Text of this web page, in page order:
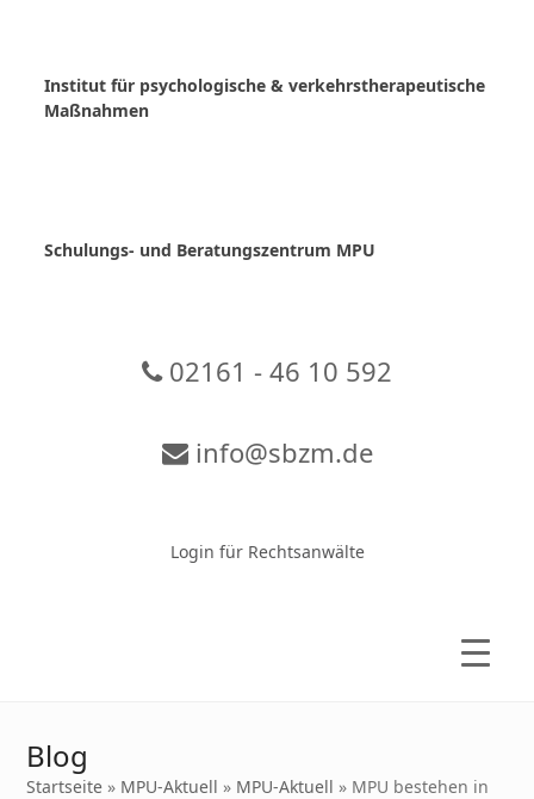
Institut für psychologische & verkehrstherapeutische
Maßnahmen
Schulungs- und Beratungszentrum MPU
02161 - 46 10 592
info@sbzm.de
Login für Rechtsanwälte
Blog
Startseite » MPU-Aktuell » MPU-Aktuell » MPU bestehen in